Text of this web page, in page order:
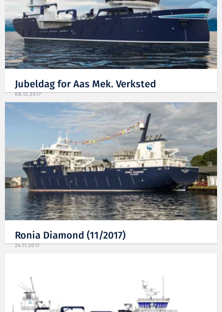
Jubeldag for Aas Mek. Verksted
08.12.2017
Ronia Diamond (11/2017)
24.11.2017